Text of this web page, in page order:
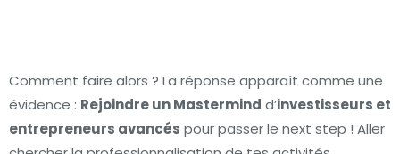
Comment faire alors ? La réponse apparaît comme une
évidence : Rejoindre un Mastermind d’investisseurs et
entrepreneurs avancés pour passer le next step ! Aller